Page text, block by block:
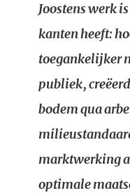
Joostens werk
kanten heeft:
toegankelijker
publiek,
bodem qua
marktwerking
optimale